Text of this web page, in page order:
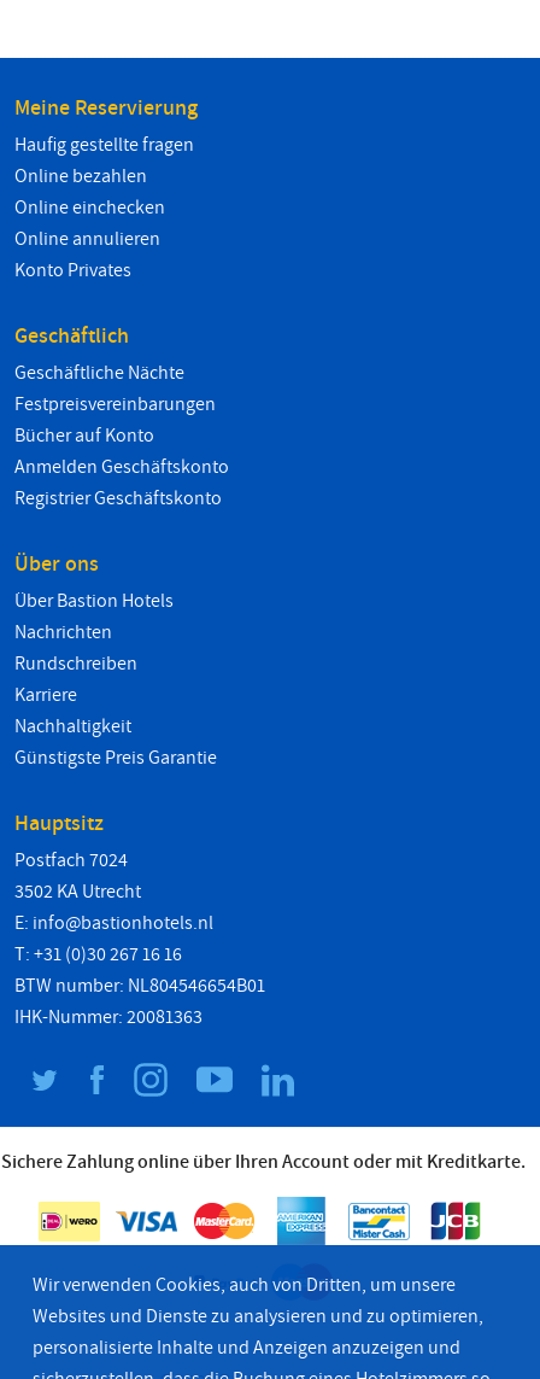
Meine Reservierung
Haufig gestellte fragen
Online bezahlen
Online einchecken
Online annulieren
Konto Privates
Geschäftlich
Geschäftliche Nächte
Festpreisvereinbarungen
Bücher auf Konto
Anmelden Geschäftskonto
Registrier Geschäftskonto
Über ons
Über Bastion Hotels
Nachrichten
Rundschreiben
Karriere
Nachhaltigkeit
Günstigste Preis Garantie
Hauptsitz
Postfach 7024
3502 KA Utrecht
E: info@bastionhotels.nl
T: +31 (0)30 267 16 16
BTW number: NL804546654B01
IHK-Nummer: 20081363
Sichere Zahlung online über Ihren Account oder mit Kreditkarte.
Wir verwenden Cookies, auch von Dritten, um unsere
Websites und Dienste zu analysieren und zu optimieren,
personalisierte Inhalte und Anzeigen anzuzeigen und